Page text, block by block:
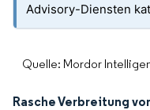
Advisory-Diensten
Quelle: Mordor
Rasche Verbreitung